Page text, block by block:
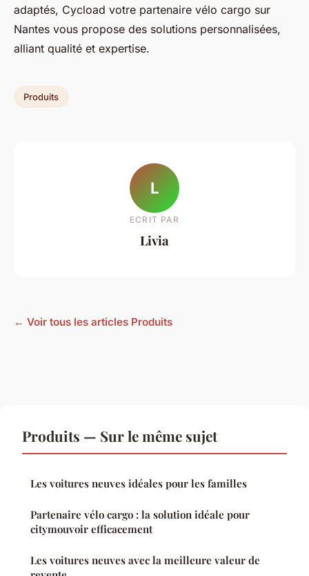
adaptés, Cycload votre partenaire vélo cargo sur
Nantes vous propose des solutions personnalisées,
alliant qualité et expertise.
Produits
L
ECRIT PAR
Livia
← Voir tous les articles Produits
Produits — Sur le même sujet
Les voitures neuves idéales pour les familles
Partenaire vélo cargo : la solution idéale pour
citymouvoir efficacement
Les voitures neuves avec la meilleure valeur de